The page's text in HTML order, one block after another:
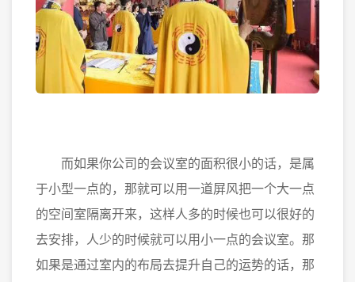
而如果你公司的会议室的面积很小的话，是属
于小型一点的，那就可以用一道屏风把一个大一点
的空间室隔离开来，这样人多的时候也可以很好的
去安排，人少的时候就可以用小一点的会议室。那
如果是通过室内的布局去提升自己的运势的话，那